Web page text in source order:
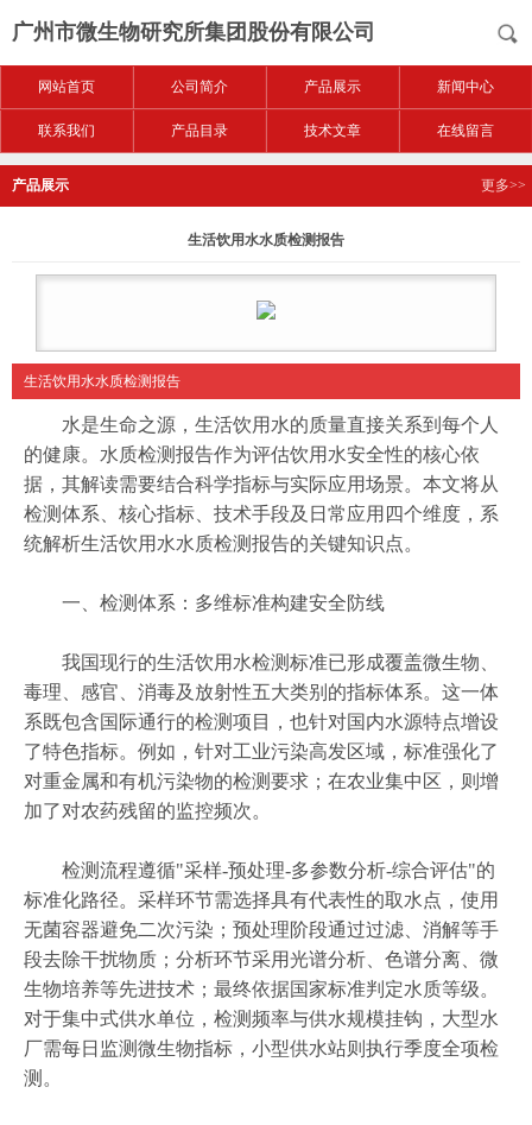
广州市微生物研究所集团股份有限公司
网站首页 公司简介 产品展示 新闻中心
联系我们 产品目录 技术文章 在线留言
产品展示 更多>>
生活饮用水水质检测报告
生活饮用水水质检测报告
水是生命之源，生活饮用水的质量直接关系到每个人
的健康。水质检测报告作为评估饮用水安全性的核心依
据，其解读需要结合科学指标与实际应用场景。本文将从
检测体系、核心指标、技术手段及日常应用四个维度，系
统解析生活饮用水水质检测报告的关键知识点。
一、检测体系：多维标准构建安全防线
我国现行的生活饮用水检测标准已形成覆盖微生物、
毒理、感官、消毒及放射性五大类别的指标体系。这一体
系既包含国际通行的检测项目，也针对国内水源特点增设
了特色指标。例如，针对工业污染高发区域，标准强化了
对重金属和有机污染物的检测要求；在农业集中区，则增
加了对农药残留的监控频次。
检测流程遵循"采样-预处理-多参数分析-综合评估"的
标准化路径。采样环节需选择具有代表性的取水点，使用
无菌容器避免二次污染；预处理阶段通过过滤、消解等手
段去除干扰物质；分析环节采用光谱分析、色谱分离、微
生物培养等先进技术；最终依据国家标准判定水质等级。
对于集中式供水单位，检测频率与供水规模挂钩，大型水
厂需每日监测微生物指标，小型供水站则执行季度全项检
测。